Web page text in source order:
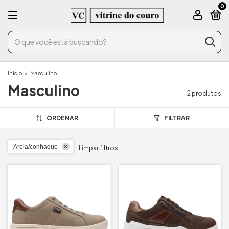
0
Início > Masculino
Masculino 2 produtos
ORDENAR FILTRAR
Areia/conhaque Limpar filtros